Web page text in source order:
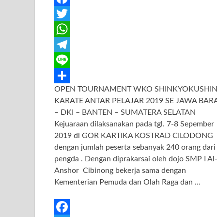
F
a
c
e
b
o
k
T
w
t
r
W
h
a
t
A
p
T
e
l
g
r
m
L
i
e
S
a
r
OPEN TOURNAMENT WKO SHINKYOKUSHIN
KARATE ANTAR PELAJAR 2019 SE JAWA
– DKI – BANTEN – SUMATERA SELATAN
Kejuaraan dilaksanakan pada tgl. 7-8 Sepember
2019 di GOR KARTIKA KOSTRAD CILODONG
dengan jumlah peserta sebanyak 240 orang dari
pengda . Dengan diprakarsai oleh dojo SMP I Al-
Anshor Cibinong bekerja sama dengan
Kementerian Pemuda dan Olah Raga dan …